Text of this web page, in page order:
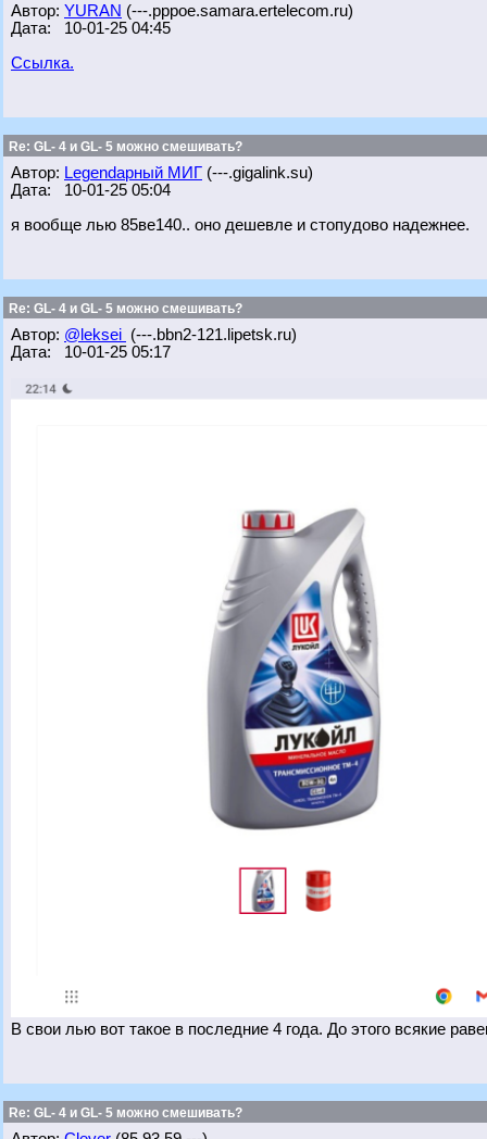
Автор: YURAN (---.pppoe.samara.ertelecom.ru)
Дата: 10-01-25 04:45
Ссылка.
Re: GL- 4 и GL- 5 можно смешивать?
Автор: Legendарный МИГ (---.gigalink.su)
Дата: 10-01-25 05:04
я вообще лью 85ве140.. оно дешевле и стопудово надежнее.
Re: GL- 4 и GL- 5 можно смешивать?
Автор: @leksei (---.bbn2-121.lipetsk.ru)
Дата: 10-01-25 05:17
В свои лью вот такое в последние 4 года. До этого всякие
Re: GL- 4 и GL- 5 можно смешивать?